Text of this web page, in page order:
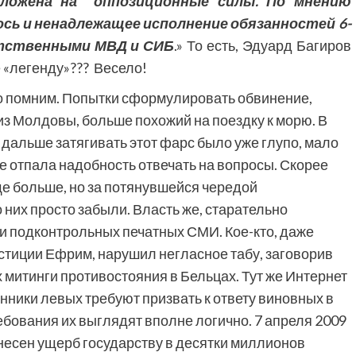
и ненадлежащее исполнение обязанностей 6-
МВД и СИБ.» То есть, Эдуард Багиров
Весело!
Попытки сформулировать обвинение,
Молдовы, больше похожий на поездку к морю. В
дальше затягивать этот фарс было уже глупо, мало
отпала надобность отвечать на вопросы. Скорее
больше, но за потянувшейся чередой
просто забыли. Власть же, старательно
подконтрольных печатных СМИ. Кое-кто, даже
Ефрим, нарушил негласное табу, заговорив
противостояния в Бельцах. Тут же Интернет
левых требуют призвать к ответу виновных в
их выглядят вполне логично. 7 апреля 2009
ущерб государству в десятки миллионов